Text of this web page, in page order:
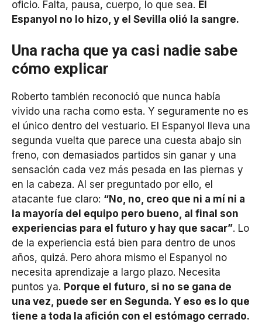
oficio. Falta, pausa, cuerpo, lo que sea. El
Espanyol no lo hizo, y el Sevilla olió la sangre.
Una racha que ya casi nadie sabe
cómo explicar
Roberto también reconoció que nunca había
vivido una racha como esta. Y seguramente no es
el único dentro del vestuario. El Espanyol lleva una
segunda vuelta que parece una cuesta abajo sin
freno, con demasiados partidos sin ganar y una
sensación cada vez más pesada en las piernas y
en la cabeza. Al ser preguntado por ello, el
atacante fue claro: “No, no, creo que ni a mí ni a
la mayoría del equipo pero bueno, al final son
experiencias para el futuro y hay que sacar”. Lo
de la experiencia está bien para dentro de unos
años, quizá. Pero ahora mismo el Espanyol no
necesita aprendizaje a largo plazo. Necesita
puntos ya. Porque el futuro, si no se gana de
una vez, puede ser en Segunda. Y eso es lo que
tiene a toda la afición con el estómago cerrado.